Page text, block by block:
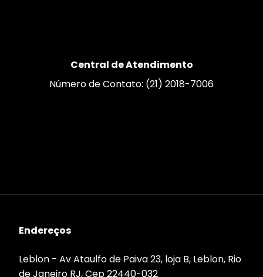
Central de Atendimento
Número de Contato: (21) 2018-7006
Endereços
Leblon - Av Ataulfo de Paiva 23, loja B, Leblon, Rio
de Janeiro RJ, Cep 22440-032